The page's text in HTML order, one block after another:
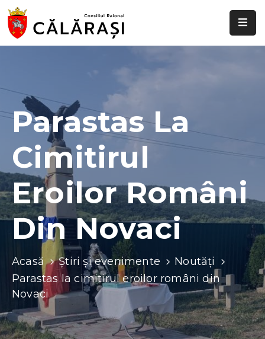
Știri
evenimente
Transparență
decizională
Comisii
raionale
Funcții
vacante
Contacte
Parastas La
Cimitirul
Eroilor Români
Din Novaci
Acasă Știri și evenimente
Noutăți
Parastas la cimitirul eroilor români din
Novaci